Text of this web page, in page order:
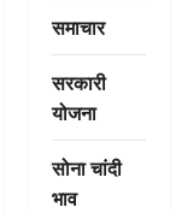
समाचार
सरकारी
योजना
सोना चांदी
भाव